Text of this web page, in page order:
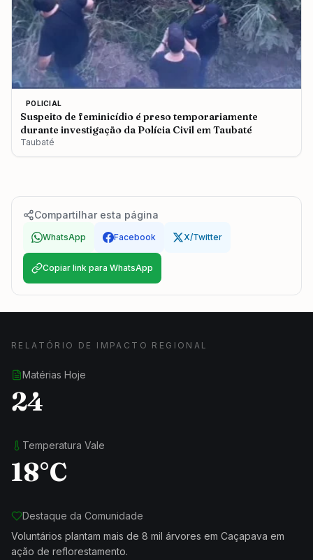
POLICIAL
Suspeito de feminicídio é preso temporariamente
durante investigação da Polícia Civil em Taubaté
Taubaté
Compartilhar esta página
WhatsApp Facebook X/Twitter
Copiar link para WhatsApp
RELATÓRIO DE IMPACTO REGIONAL
Matérias Hoje
24
Temperatura Vale
18°C
Destaque da Comunidade
Voluntários plantam mais de 8 mil árvores em Caçapava em
ação de reflorestamento.